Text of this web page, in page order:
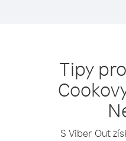
Tipy
S Viber Out